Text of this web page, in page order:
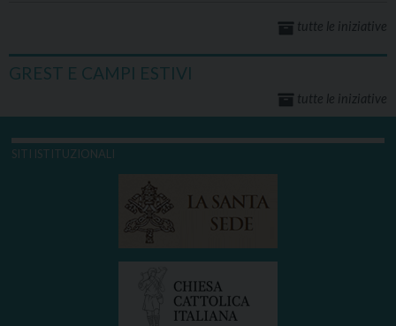
tutte le iniziative
GREST E CAMPI ESTIVI
tutte le iniziative
SITI ISTITUZIONALI